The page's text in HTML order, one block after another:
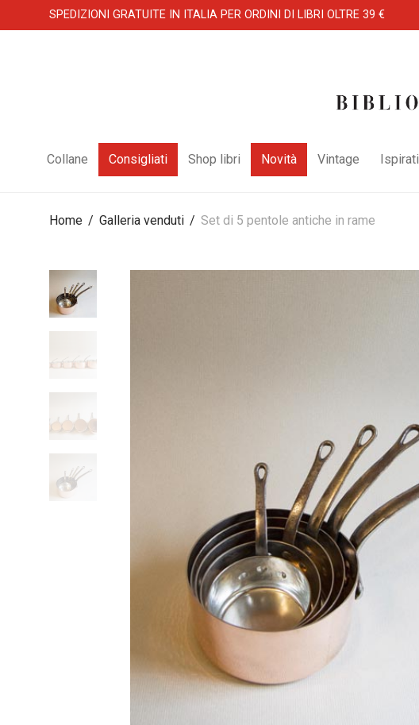
SPEDIZIONI GRATUITE IN ITALIA PER ORDINI DI LIBRI OLTRE 39 €
Collane Consigliati Shop libri Novità Vintage Ispirati
Home / Galleria venduti / Set di 5 pentole antiche in rame